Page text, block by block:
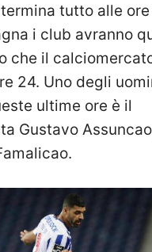
tutto alle
i club avranno
che il
24. Uno degli
ultime ore è il
Gustavo